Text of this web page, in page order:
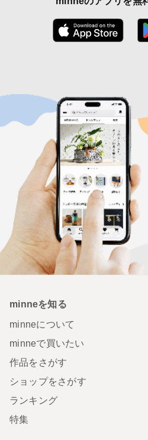
minneを知る
minneについて
minneで買いたい
作品をさがす
ショップをさがす
ランキング
特集